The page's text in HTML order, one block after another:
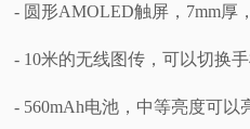
- 圆形AMOLED触屏，7mm厚
- 10米的无线图传，可以切换
- 560mAh电池，中等亮度可以